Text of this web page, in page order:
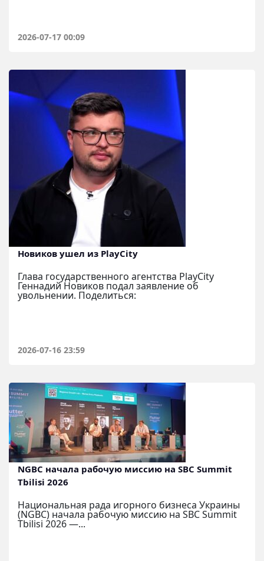
2026-07-17 00:09
Новиков ушел из PlayCity
Глава государственного агентства PlayCity
Геннадий Новиков подал заявление об
увольнении. Поделиться:
2026-07-16 23:59
NGBC начала рабочую миссию на SBC Summit
Tbilisi 2026
Национальная рада игорного бизнеса Украины
(NGBC) начала рабочую миссию на SBC Summit
Tbilisi 2026 —...